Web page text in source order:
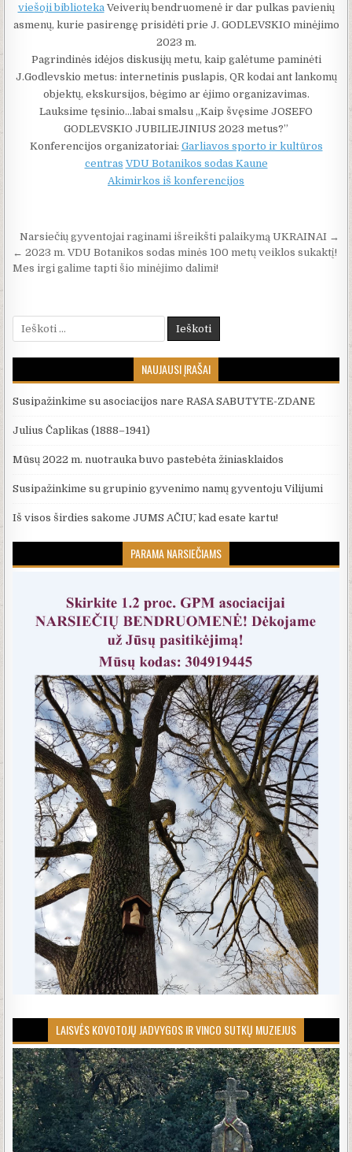
viešoji biblioteka Veiverių bendruomenė ir dar pulkas pavienių
asmenų, kurie pasirengę prisidėti prie J. GODLEVSKIO minėjimo
2023 m.
Pagrindinės idėjos diskusijų metu, kaip galėtume paminėti
J.Godlevskio metus: internetinis puslapis, QR kodai ant lankomų
objektų, ekskursijos, bėgimo ar ėjimo organizavimas.
Lauksime tęsinio…labai smalsu „Kaip švęsime JOSEFO
GODLEVSKIO JUBILIEJINIUS 2023 metus?”
Konferencijos organizatoriai: Garliavos sporto ir kultūros
centras VDU Botanikos sodas Kaune
Akimirkos iš konferencijos
Navigacija tarp įrašų
Narsiečių gyventojai raginami išreikšti palaikymą UKRAINAI →
← 2023 m. VDU Botanikos sodas minės 100 metų veiklos sukaktį!
Mes irgi galime tapti šio minėjimo dalimi!
Ieškoti:
NAUJAUSI ĮRAŠAI
Susipažinkime su asociacijos nare RASA SABUTYTE-ZDANE
Julius Čaplikas (1888–1941)
Mūsų 2022 m. nuotrauka buvo pastebėta žiniasklaidos
Susipažinkime su grupinio gyvenimo namų gyventoju Vilijumi
Iš visos širdies sakome JUMS AČIŪ, kad esate kartu!
PARAMA NARSIEČIAMS
LAISVĖS KOVOTOJŲ JADVYGOS IR VINCO SUTKŲ MUZIEJUS